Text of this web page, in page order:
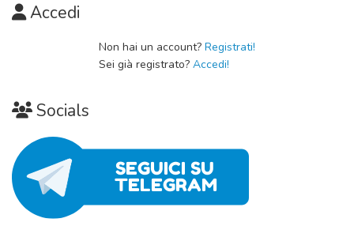
Accedi
Non hai un account? Registrati!
Sei già registrato? Accedi!
Socials